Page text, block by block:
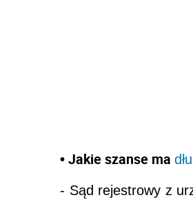
• Jakie szanse ma
- Sąd rejestrowy z